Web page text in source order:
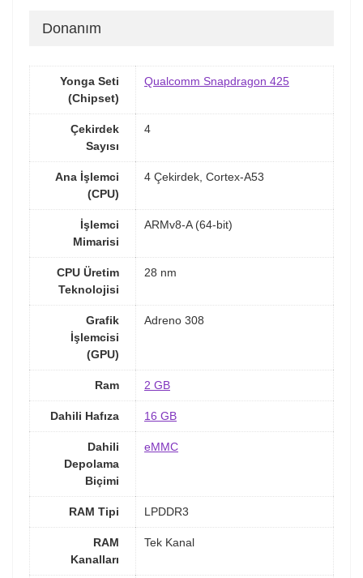
Donanım
Yonga Seti
(Chipset)
Qualcomm Snapdragon 425
Çekirdek
Sayısı
4
Ana İşlemci
(CPU)
4 Çekirdek, Cortex-A53
İşlemci
Mimarisi
ARMv8-A (64-bit)
CPU Üretim
Teknolojisi
28 nm
Grafik
İşlemcisi
(GPU)
Adreno 308
Ram 2 GB
Dahili Hafıza 16 GB
Dahili
Depolama
Biçimi
eMMC
RAM Tipi LPDDR3
RAM
Kanalları
Tek Kanal